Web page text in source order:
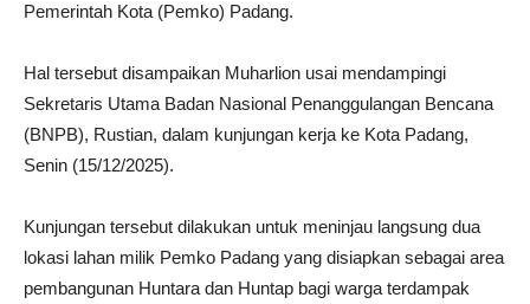
Pemerintah Kota (Pemko) Padang.
Hal tersebut disampaikan Muharlion usai mendampingi
Sekretaris Utama Badan Nasional Penanggulangan Bencana
(BNPB), Rustian, dalam kunjungan kerja ke Kota Padang,
Senin (15/12/2025).
Kunjungan tersebut dilakukan untuk meninjau langsung dua
lokasi lahan milik Pemko Padang yang disiapkan sebagai area
pembangunan Huntara dan Huntap bagi warga terdampak